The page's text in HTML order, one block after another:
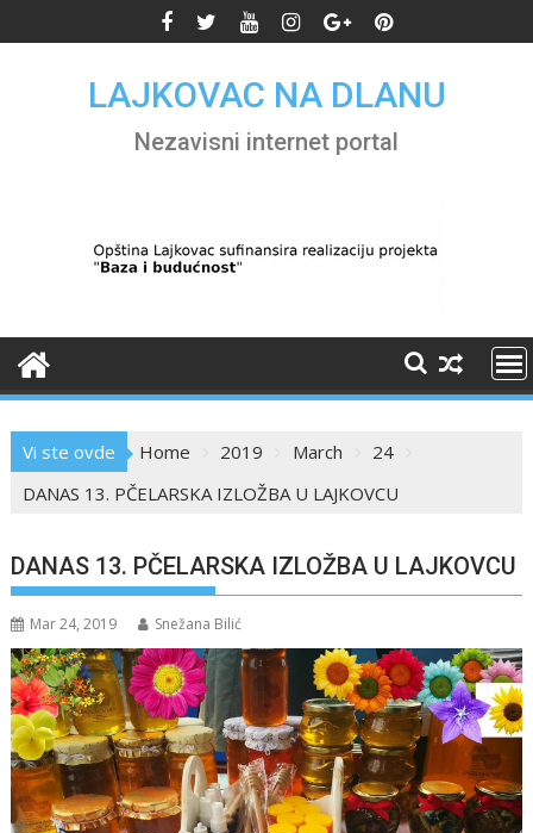
to
LAJKOVAC NA DLANU
Nezavisni internet portal
Vi ste ovde Home 2019 March
24
DANAS 13. PČELARSKA IZLOŽBA U LAJKOVCU
DANAS 13. PČELARSKA IZLOŽBA U LAJKOVCU
Mar 24, 2019 Snežana Bilić